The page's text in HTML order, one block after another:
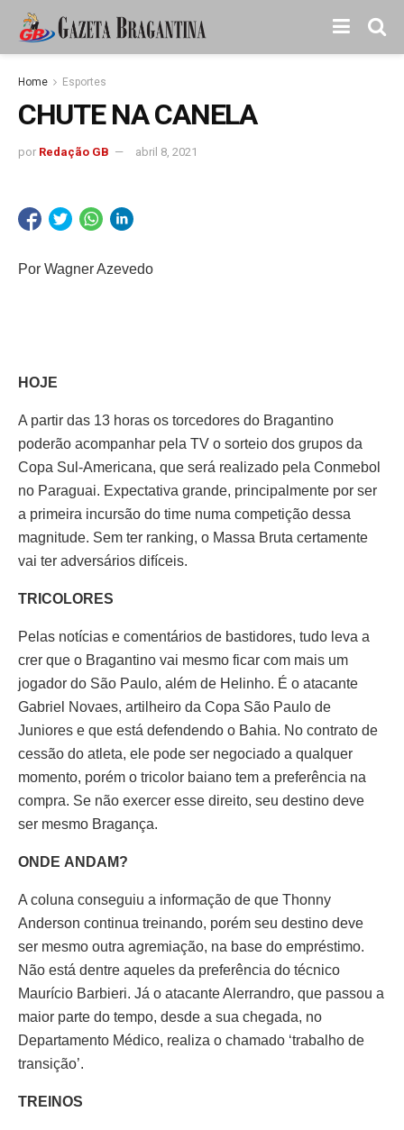
Home Esportes
CHUTE NA CANELA
por Redação GB abril 8, 2021
Por Wagner Azevedo
HOJE
A partir das 13 horas os torcedores do Bragantino
poderão acompanhar pela TV o sorteio dos grupos da
Copa Sul-Americana, que será realizado pela Conmebol
no Paraguai. Expectativa grande, principalmente por ser
a primeira incursão do time numa competição dessa
magnitude. Sem ter ranking, o Massa Bruta certamente
vai ter adversários difíceis.
TRICOLORES
Pelas notícias e comentários de bastidores, tudo leva a
crer que o Bragantino vai mesmo ficar com mais um
jogador do São Paulo, além de Helinho. É o atacante
Gabriel Novaes, artilheiro da Copa São Paulo de
Juniores e que está defendendo o Bahia. No contrato de
cessão do atleta, ele pode ser negociado a qualquer
momento, porém o tricolor baiano tem a preferência na
compra. Se não exercer esse direito, seu destino deve
ser mesmo Bragança.
ONDE ANDAM?
A coluna conseguiu a informação de que Thonny
Anderson continua treinando, porém seu destino deve
ser mesmo outra agremiação, na base do empréstimo.
Não está dentre aqueles da preferência do técnico
Maurício Barbieri. Já o atacante Alerrandro, que passou a
maior parte do tempo, desde a sua chegada, no
Departamento Médico, realiza o chamado ‘trabalho de
transição’.
TREINOS